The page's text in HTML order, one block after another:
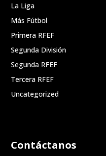
La Liga
Más Fútbol
Primera RFEF
Segunda División
Segunda RFEF
Tercera RFEF
Uncategorized
Contáctanos